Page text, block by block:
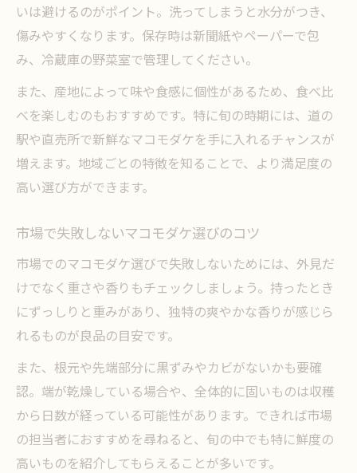
いは避けるのがポイント。洗ってしまうと水分がつき、
傷みやすくなります。保存時は新聞紙やペーパーで包
み、冷蔵庫の野菜室で管理してください。
また、産地によって味や食感に個性があるため、食べ比
べを楽しむのもおすすめです。特に旬の時期には、道の
駅や直売所で新鮮なマコモダケを手に入れるチャンスが
増えます。地域ごとの特徴を知ることで、より満足度の
高い選び方ができます。
市場で失敗しないマコモダケ選びのコツ
市場でのマコモダケ選びで失敗しないためには、外見だ
けでなく重さや香りもチェックしましょう。持ったとき
にずっしりと重みがあり、独特の爽やかな香りが感じら
れるものが良品の目安です。
また、根元や先端部分に黒ずみやカビがないかも要確
認。端が乾燥している場合や、全体的に固いものは収穫
から日数が経っている可能性があります。できれば市場
の担当者におすすめを尋ねると、旬の中でも特に鮮度の
高いものを紹介してもらえることが多いです。